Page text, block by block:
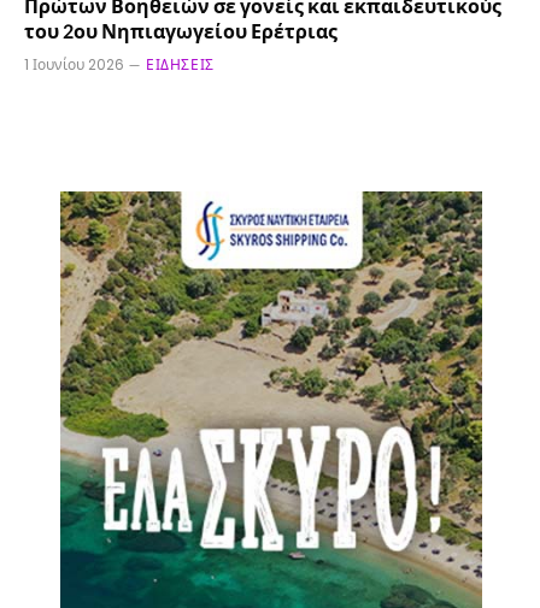
Πρώτων Βοηθειών σε γονείς και εκπαιδευτικούς
του 2ου Νηπιαγωγείου Ερέτριας
1 Ιουνίου 2026 ΕΙΔΉΣΕΙΣ